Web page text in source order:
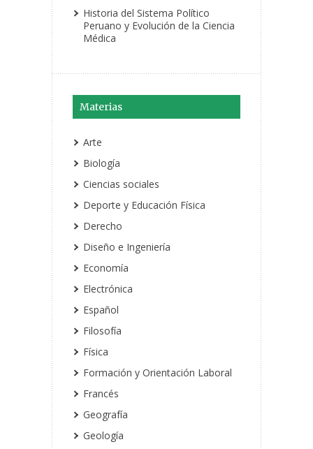
Historia del Sistema Político
Peruano y Evolución de la Ciencia
Médica
Materias
Arte
Biología
Ciencias sociales
Deporte y Educación Física
Derecho
Diseño e Ingeniería
Economía
Electrónica
Español
Filosofía
Física
Formación y Orientación Laboral
Francés
Geografía
Geología